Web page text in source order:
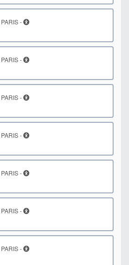
du 10/09/26 au 11/09/26 - PARIS -
du 14/09/26 au 15/09/26 - PARIS -
du 17/09/26 au 18/09/26 - PARIS -
du 21/09/26 au 22/09/26 - PARIS -
du 24/09/26 au 25/09/26 - PARIS -
du 28/09/26 au 29/09/26 - PARIS -
du 01/10/26 au 02/10/26 - PARIS -